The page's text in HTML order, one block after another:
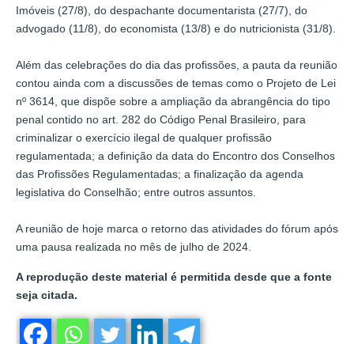
Imóveis (27/8), do despachante documentarista (27/7), do
advogado (11/8), do economista (13/8) e do nutricionista (31/8).
Além das celebrações do dia das profissões, a pauta da reunião
contou ainda com a discussões de temas como o Projeto de Lei
nº 3614, que dispõe sobre a ampliação da abrangência do tipo
penal contido no art. 282 do Código Penal Brasileiro, para
criminalizar o exercício ilegal de qualquer profissão
regulamentada; a definição da data do Encontro dos Conselhos
das Profissões Regulamentadas; a finalização da agenda
legislativa do Conselhão; entre outros assuntos.
A reunião de hoje marca o retorno das atividades do fórum após
uma pausa realizada no mês de julho de 2024.
A reprodução deste material é permitida desde que a fonte
seja citada.